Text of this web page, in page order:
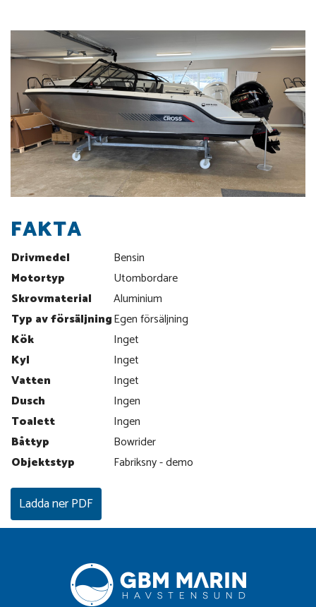
FAKTA
Drivmedel
Bensin
Motortyp
Utombordare
Skrovmaterial
Aluminium
Typ av försäljningEgen försäljning
Kök
Inget
Kyl
Inget
Vatten
Inget
Dusch
Ingen
Toalett
Ingen
Båttyp
Bowrider
Objektstyp
Fabriksny - demo
Ladda ner PDF